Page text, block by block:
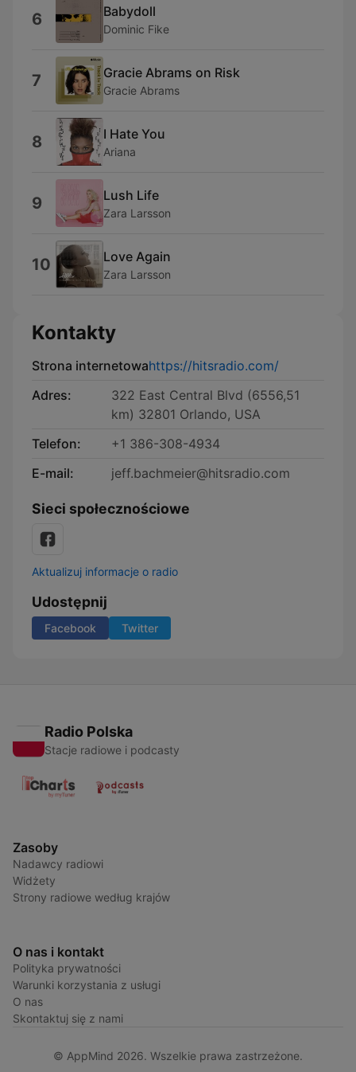
6 Babydoll
Dominic Fike
7 Gracie Abrams on Risk
Gracie Abrams
8 I Hate You
Ariana
9 Lush Life
Zara Larsson
10 Love Again
Zara Larsson
Kontakty
Strona internetowahttps://hitsradio.com/
Adres:
322 East Central Blvd (6556,51
km) 32801 Orlando, USA
Telefon:
+1 386-308-4934
E-mail:
jeff.bachmeier@hitsradio.com
Sieci społecznościowe
Aktualizuj informacje o radio
Udostępnij
Facebook Twitter
Radio Polska
Stacje radiowe i podcasty
Zasoby
Nadawcy radiowi
Widżety
Strony radiowe według krajów
O nas i kontakt
Polityka prywatności
Warunki korzystania z usługi
O nas
Skontaktuj się z nami
© AppMind 2026. Wszelkie prawa zastrzeżone.